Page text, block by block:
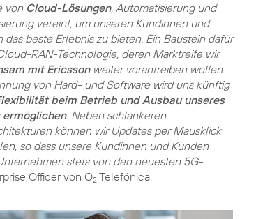
von Cloud-Lösungen, Automatisierung und
vereint, um unseren Kundinnen und
das beste Erlebnis zu bieten. Ein Baustein dafür
RAN-Technologie, deren Marktreife wir
mit Ericssonweiter vorantreiben wollen.
von Hard- und Software wird uns künftig
beim Betrieb und Ausbau unseres
ermöglichen. Neben schlankeren
können wir Updates per Mausklick
so dass unsere Kundinnen und Kunden
stets von den neuesten 5G-
Officer von O2 Telefónica.